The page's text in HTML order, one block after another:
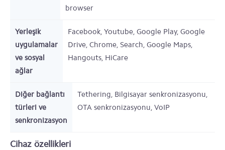
browser
Yerleşik
uygulamalar
ve sosyal
ağlar
Facebook, Youtube, Google Play, Google
Drive, Chrome, Search, Google Maps,
Hangouts, HiCare
Diğer bağlantı
türleri ve
senkronizasyon
Tethering, Bilgisayar senkronizasyonu,
OTA senkronizasyonu, VoIP
Cihaz özellikleri